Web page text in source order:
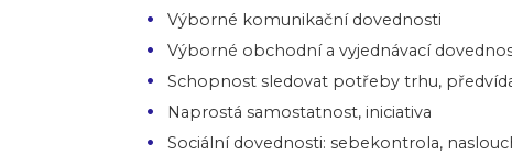
Výborné komunikační dovednosti
Výborné obchodní a vyjednávací
Schopnost sledovat potřeby trhu,
Naprostá samostatnost, iniciativa
Sociální dovednosti: sebekontrola,